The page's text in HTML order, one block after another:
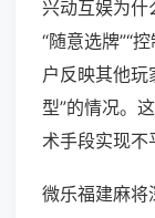
兴动互娱为什
“随意选牌”“
户反映其他玩
型”的情况。
术手段实现不
微乐福建麻将